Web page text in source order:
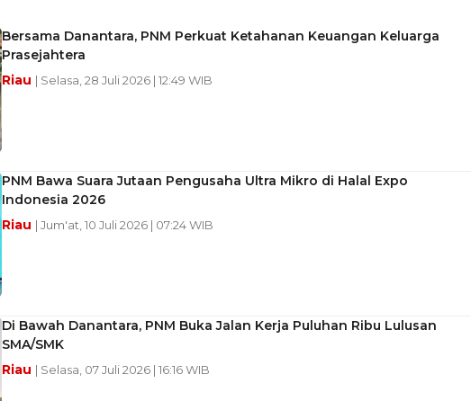
Bersama Danantara, PNM Perkuat Ketahanan Keuangan Keluarga
Prasejahtera
Riau | Selasa, 28 Juli 2026 | 12:49 WIB
PNM Bawa Suara Jutaan Pengusaha Ultra Mikro di Halal Expo
Indonesia 2026
Riau | Jum'at, 10 Juli 2026 | 07:24 WIB
Di Bawah Danantara, PNM Buka Jalan Kerja Puluhan Ribu Lulusan
SMA/SMK
Riau | Selasa, 07 Juli 2026 | 16:16 WIB